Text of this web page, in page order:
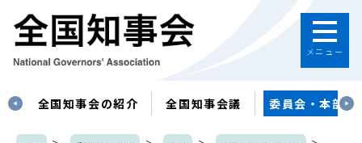
メニュー
全国知事会の紹介 全国知事会議 委員会・本部